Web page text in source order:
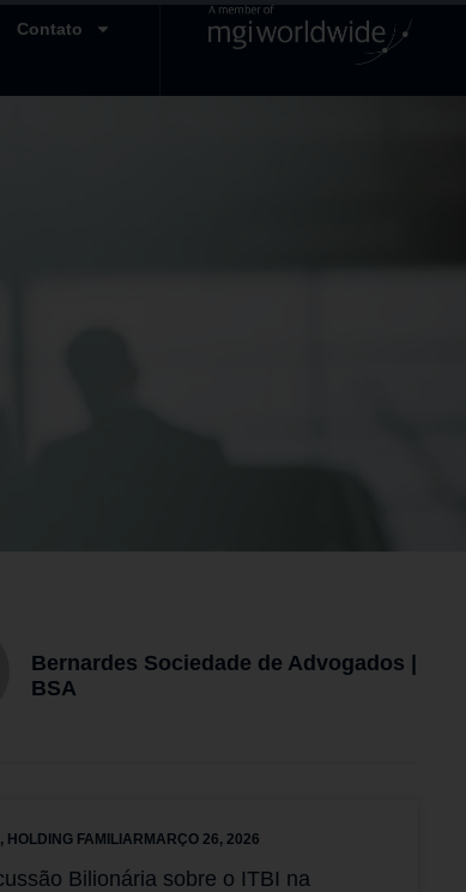
Contato
Bernardes Sociedade de Advogados |
BSA
, HOLDING FAMILIAR MARÇO 26, 2026
Bilionária sobre o ITBI na